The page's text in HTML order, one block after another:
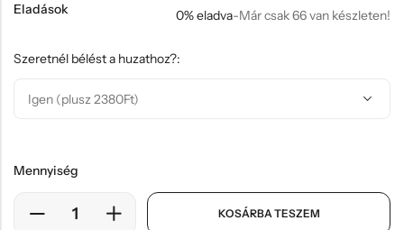
Eladások 0% eladva-Már csak 66 van készleten!
Szeretnél bélést a huzathoz?:
Mennyiség
KOSÁRBA TESZEM
Egyéb ajándék ötletek